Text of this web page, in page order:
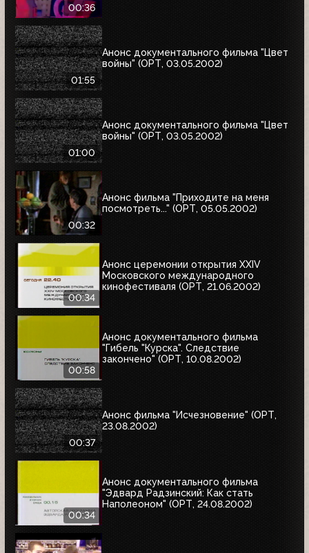
00:36
01:55
Анонс документального фильма "Цвет
войны" (ОРТ, 03.05.2002)
01:00
Анонс документального фильма "Цвет
войны" (ОРТ, 03.05.2002)
00:32
Анонс фильма "Приходите на меня
посмотреть..." (ОРТ, 05.05.2002)
00:34
Анонс церемонии открытия XXIV
Московского международного
кинофестиваля (ОРТ, 21.06.2002)
00:58
Анонс документального фильма
"Гибель "Курска". Следствие
закончено" (ОРТ, 10.08.2002)
00:37
Анонс фильма "Исчезновение" (ОРТ,
23.08.2002)
00:34
Анонс документального фильма
"Эдвард Радзинский: Как стать
Наполеоном" (ОРТ, 24.08.2002)